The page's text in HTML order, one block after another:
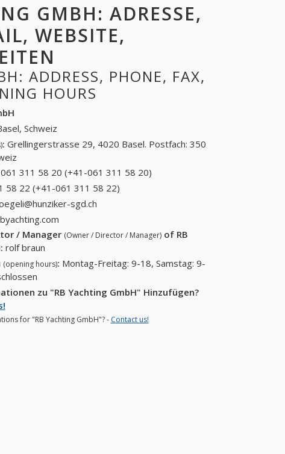
GMBH: ADRESSE,
WEBSITE,
ADDRESS, PHONE, FAX,
HOURS
Schweiz
: Grellingerstrasse 29, 4020 Basel. Postfach: 350
061 311 58 20 (+41-061 311 58 20)
58 22 (+41-061 311 58 22)
sgd.ch
/ Manager (Owner / Director / Manager) of RB
: rolf braun
(opening hours): Montag-Freitag: 9-18, Samstag: 9-
zu "RB Yachting GmbH" Hinzufügen?
for "RB Yachting GmbH"? - Contact us!